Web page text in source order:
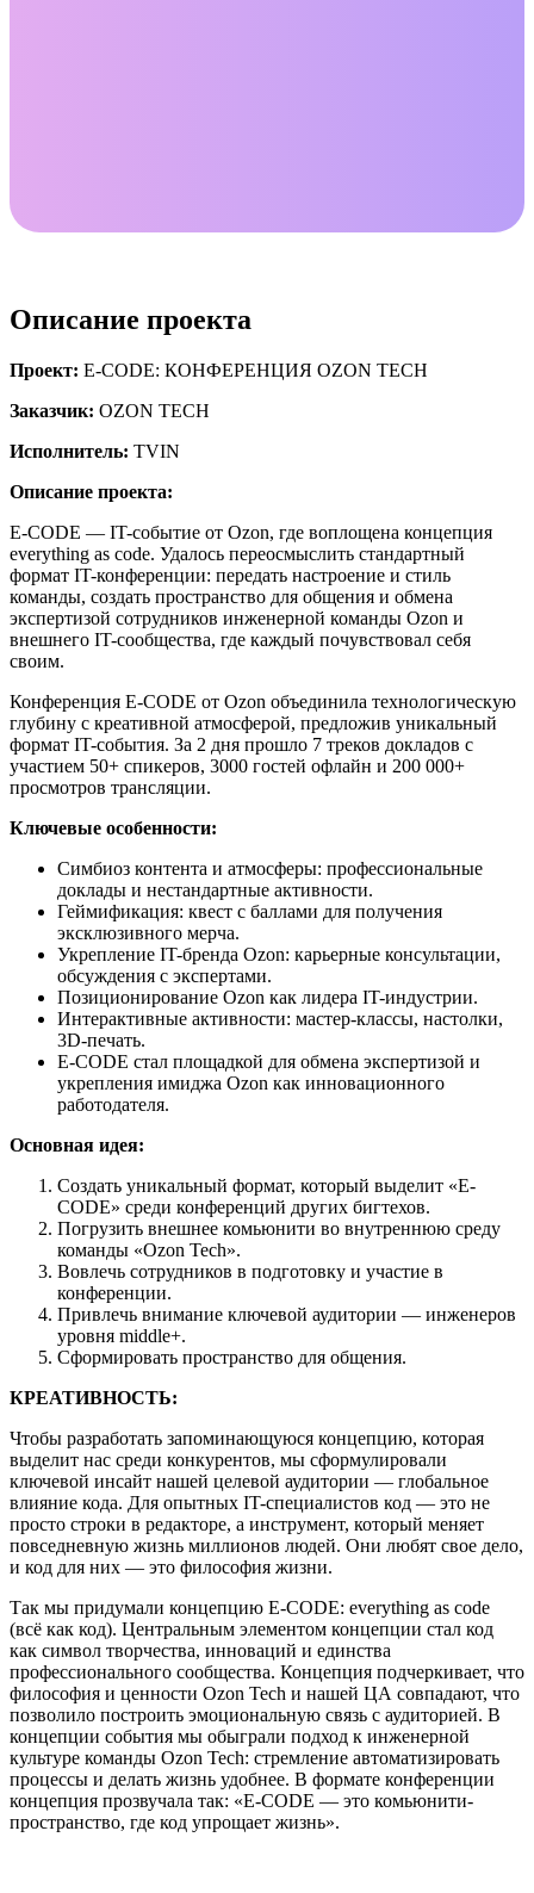
Описание проекта
Проект: E-CODE: КОНФЕРЕНЦИЯ OZON TECH
Заказчик: OZON TECH
Исполнитель: TVIN
Описание проекта:
E-CODE — IT-событие от Ozon, где воплощена концепция
everything as code. Удалось переосмыслить стандартный
формат IT-конференции: передать настроение и стиль
команды, создать пространство для общения и обмена
экспертизой сотрудников инженерной команды Ozon и
внешнего IT-сообщества, где каждый почувствовал себя
своим.
Конференция E-CODE от Ozon объединила технологическую
глубину с креативной атмосферой, предложив уникальный
формат IT-события. За 2 дня прошло 7 треков докладов с
участием 50+ спикеров, 3000 гостей офлайн и 200 000+
просмотров трансляции.
Ключевые особенности:
Симбиоз контента и атмосферы: профессиональные
доклады и нестандартные активности.
Геймификация: квест с баллами для получения
эксклюзивного мерча.
Укрепление IT-бренда Ozon: карьерные консультации,
обсуждения с экспертами.
Позиционирование Ozon как лидера IT-индустрии.
Интерактивные активности: мастер-классы, настолки,
3D-печать.
E-CODE стал площадкой для обмена экспертизой и
укрепления имиджа Ozon как инновационного
работодателя.
Основная идея:
Создать уникальный формат, который выделит «E-
CODE» среди конференций других бигтехов.
Погрузить внешнее комьюнити во внутреннюю среду
команды «Ozon Tech».
Вовлечь сотрудников в подготовку и участие в
конференции.
Привлечь внимание ключевой аудитории — инженеров
уровня middle+.
Сформировать пространство для общения.
КРЕАТИВНОСТЬ:
Чтобы разработать запоминающуюся концепцию, которая
выделит нас среди конкурентов, мы сформулировали
ключевой инсайт нашей целевой аудитории — глобальное
влияние кода. Для опытных IT-специалистов код — это не
просто строки в редакторе, а инструмент, который меняет
повседневную жизнь миллионов людей. Они любят свое дело,
и код для них — это философия жизни.
Так мы придумали концепцию E-CODE: everything as code
(всё как код). Центральным элементом концепции стал код
как символ творчества, инноваций и единства
профессионального сообщества. Концепция подчеркивает, что
философия и ценности Ozon Tech и нашей ЦА совпадают, что
позволило построить эмоциональную связь с аудиторией. В
концепции события мы обыграли подход к инженерной
культуре команды Ozon Tech: стремление автоматизировать
процессы и делать жизнь удобнее. В формате конференции
концепция прозвучала так: «E-CODE — это комьюнити-
пространство, где код упрощает жизнь».